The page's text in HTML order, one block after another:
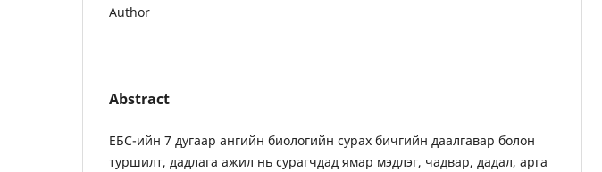
Author
Abstract
ЕБС-ийн 7 дугаар ангийн биологийн сурах бичгийн даалгавар болон
туршилт, дадлага ажил нь сурагчдад ямар мэдлэг, чадвар, дадал, арга